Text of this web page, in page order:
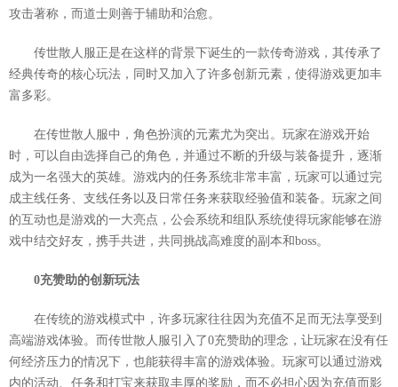
攻击著称，而道士则善于辅助和治愈。
传世散人服正是在这样的背景下诞生的一款传奇游戏，其传承了
经典传奇的核心玩法，同时又加入了许多创新元素，使得游戏更加丰
富多彩。
在传世散人服中，角色扮演的元素尤为突出。玩家在游戏开始
时，可以自由选择自己的角色，并通过不断的升级与装备提升，逐渐
成为一名强大的英雄。游戏内的任务系统非常丰富，玩家可以通过完
成主线任务、支线任务以及日常任务来获取经验值和装备。玩家之间
的互动也是游戏的一大亮点，公会系统和组队系统使得玩家能够在游
戏中结交好友，携手共进，共同挑战高难度的副本和boss。
0充赞助的创新玩法
在传统的游戏模式中，许多玩家往往因为充值不足而无法享受到
高端游戏体验。而传世散人服引入了0充赞助的理念，让玩家在没有任
何经济压力的情况下，也能获得丰富的游戏体验。玩家可以通过游戏
内的活动、任务和打宝来获取丰厚的奖励，而不必担心因为充值而影